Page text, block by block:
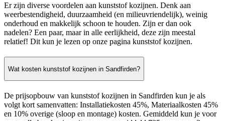
Er zijn diverse voordelen aan kunststof kozijnen. Denk aan
weerbestendigheid, duurzaamheid (en milieuvriendelijk), weinig
onderhoud en makkelijk schoon te houden. Zijn er dan ook
nadelen? Een paar, maar in alle eerlijkheid, deze zijn meestal
relatief! Dit kun je lezen op onze pagina kunststof kozijnen.
Wat kosten kunststof kozijnen in Sandfirden?
De prijsopbouw van kunststof kozijnen in Sandfirden kun je als
volgt kort samenvatten: Installatiekosten 45%, Materiaalkosten 45%
en 10% overige (sloop en montage) kosten. Gemiddeld kun je voor